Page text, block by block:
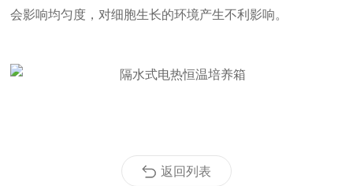
会影响均匀度，对细胞生长的环境产生不利影响。
返回列表